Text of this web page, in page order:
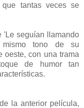
tantas veces se
'Le seguían llamando
mismo tono de su
oeste, con una trama
de humor tan
la anterior película,